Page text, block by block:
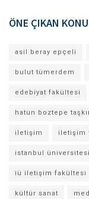
ÖNE ÇIKAN
asil beray epçeli
bulut tümerdem
edebiyat fakültesi
hatun boztepe
iletişim iletişim
istanbul üniversitesi
iü iletişim fakültesi
kültür sanat